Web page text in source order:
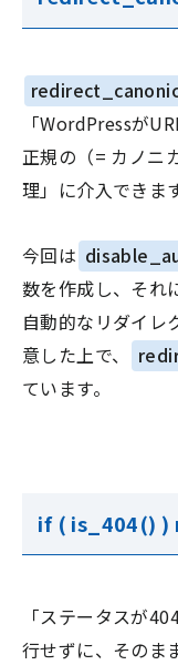
「WordPressが
正規の（= カノニ
理」に介入できます
今回は
数を作成し、それ
自動的なリダイレ
意した上で、
ています。
if ( is_404() )
「ステータスが
行せずに、そのま